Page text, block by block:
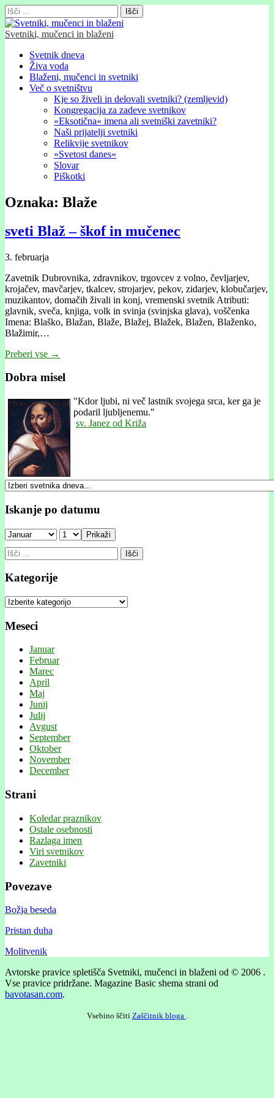
Išči:
Svetniki, mučenci in blaženi
Glavni
meni
Skip
content
Svetnik dneva
Živa voda
Blaženi, mučenci in svetniki
Več o svetništvu
Kje so živeli in delovali svetniki? (zemljevid)
Kongregacija za zadeve svetnikov
»Eksotična« imena ali svetniški zavetniki?
Naši prijatelji svetniki
Relikvije svetnikov
»Svetost danes«
Slovar
Piškotki
Oznaka: Blaže
sveti Blaž – škof in mučenec
3. februarja
Zavetnik Dubrovnika, zdravnikov, trgovcev z volno, čevljarjev,
krojačev, mavčarjev, tkalcev, strojarjev, pekov, zidarjev, klobučarjev,
muzikantov, domačih živali in konj, vremenski svetnik Atributi:
glavnik, sveča, knjiga, volk in svinja (svinjska glava), voščenka
Imena: Blaško, Blažan, Blaže, Blažej, Blažek, Blažen, Blaženko,
Blažimir,…
Preberi vse →
Dobra misel
"Kdor ljubi, ni več lastnik svojega srca, ker ga je
podaril ljubljenemu."
sv. Janez od Križa
Iskanje po datumu
Prikaži
Išči:
Kategorije
Kategorije
Meseci
Januar
Februar
Marec
April
Maj
Junij
Julij
Avgust
September
Oktober
November
December
Strani
Koledar praznikov
Ostale osebnosti
Razlaga imen
Viri svetnikov
Zavetniki
Povezave
Božja beseda
Pristan duha
Molitvenik
Avtorske pravice spletišča Svetniki, mučenci in blaženi od © 2006 .
Vse pravice pridržane. Magazine Basic shema strani od
bavotasan.com.
Vsebino ščiti Zaščitnik bloga .